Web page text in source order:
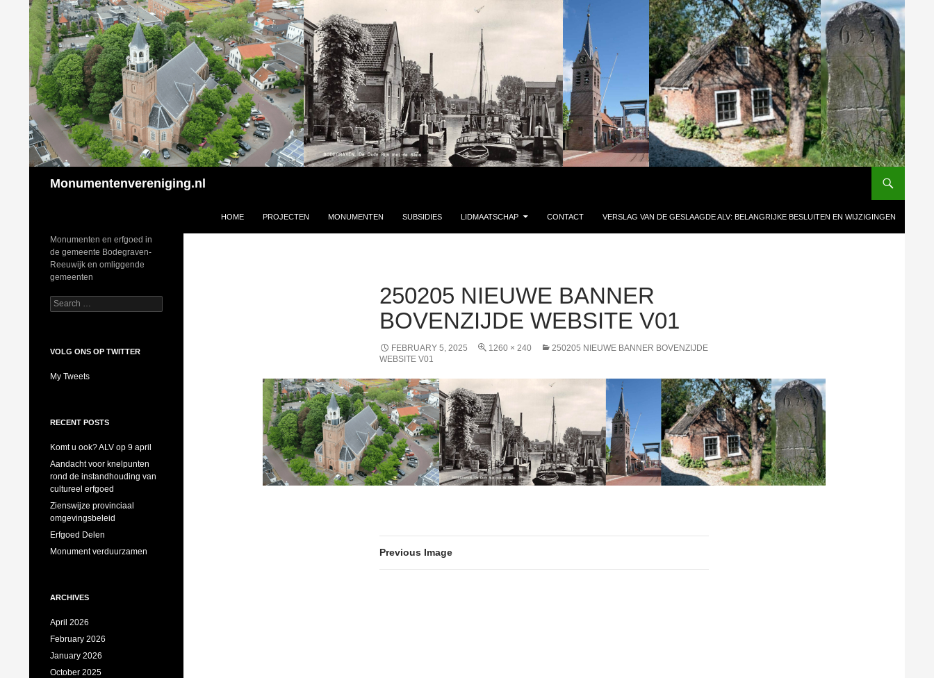
Monumentenvereniging.nl
HOME
PROJECTEN MONUMENTEN SUBSIDIES LIDMAATSCHAP CONTACT VERSLAG VAN DE GESLAAGDE ALV: BELANGRIJKE BESLUITEN EN WIJZIGINGEN
250205 NIEUWE BANNER
BOVENZIJDE WEBSITE V01
FEBRUARY 5, 2025 1260 × 240
250205 NIEUWE BANNER BOVENZIJDE
WEBSITE V01
Previous Image
Monumenten en erfgoed in
de gemeente Bodegraven-
Reeuwijk en omliggende
gemeenten
Search
for:
VOLG ONS OP TWITTER
My Tweets
RECENT POSTS
Komt u ook? ALV op 9 april
Aandacht voor knelpunten
rond de instandhouding van
cultureel erfgoed
Zienswijze provinciaal
omgevingsbeleid
Erfgoed Delen
Monument verduurzamen
ARCHIVES
April 2026
February 2026
January 2026
October 2025